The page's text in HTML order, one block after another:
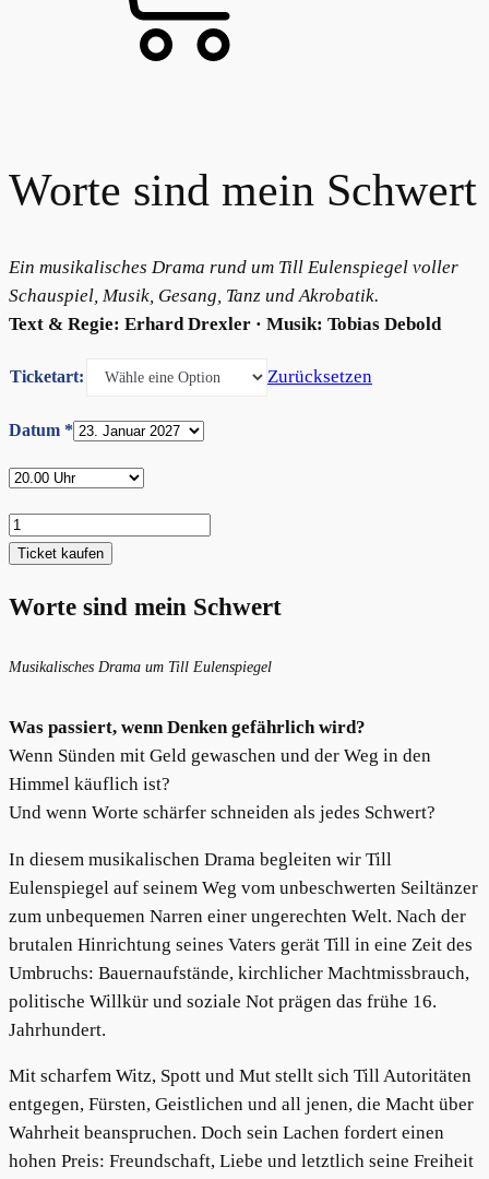
Worte sind mein Schwert
Ein musikalisches Drama rund um Till Eulenspiegel voller
Schauspiel, Musik, Gesang, Tanz und Akrobatik.
Text & Regie: Erhard Drexler · Musik: Tobias Debold
Ticketart: Zurücksetzen
Datum *
Worte
sind
Schwert
Ticket kaufen
Worte sind mein Schwert
Musikalisches Drama um Till Eulenspiegel
Was passiert, wenn Denken gefährlich wird?
Wenn Sünden mit Geld gewaschen und der Weg in den
Himmel käuflich ist?
Und wenn Worte schärfer schneiden als jedes Schwert?
In diesem musikalischen Drama begleiten wir Till
Eulenspiegel auf seinem Weg vom unbeschwerten Seiltänzer
zum unbequemen Narren einer ungerechten Welt. Nach der
brutalen Hinrichtung seines Vaters gerät Till in eine Zeit des
Umbruchs: Bauernaufstände, kirchlicher Machtmissbrauch,
politische Willkür und soziale Not prägen das frühe 16.
Jahrhundert.
Mit scharfem Witz, Spott und Mut stellt sich Till Autoritäten
entgegen, Fürsten, Geistlichen und all jenen, die Macht über
Wahrheit beanspruchen. Doch sein Lachen fordert einen
hohen Preis: Freundschaft, Liebe und letztlich seine Freiheit